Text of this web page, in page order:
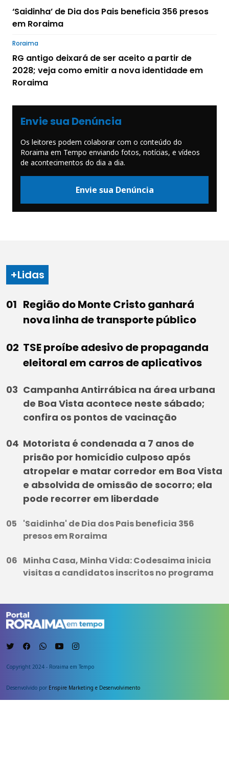
‘Saidinha’ de Dia dos Pais beneficia 356 presos
em Roraima
Roraima
RG antigo deixará de ser aceito a partir de
2028; veja como emitir a nova identidade em
Roraima
Envie sua Denúncia
Os leitores podem colaborar com o conteúdo do
Roraima em Tempo enviando fotos, notícias, e vídeos
de acontecimentos do dia a dia.
Envie sua Denúncia
+Lidas
Região do Monte Cristo ganhará
nova linha de transporte público
TSE proíbe adesivo de propaganda
eleitoral em carros de aplicativos
Campanha Antirrábica na área urbana
de Boa Vista acontece neste sábado;
confira os pontos de vacinação
Motorista é condenada a 7 anos de
prisão por homicídio culposo após
atropelar e matar corredor em Boa Vista
e absolvida de omissão de socorro; ela
pode recorrer em liberdade
'Saidinha' de Dia dos Pais beneficia 356
presos em Roraima
Minha Casa, Minha Vida: Codesaima inicia
visitas a candidatos inscritos no programa
Copyright 2024 - Roraima em Tempo
Desenvolvido por Enspire Marketing e Desenvolvimento